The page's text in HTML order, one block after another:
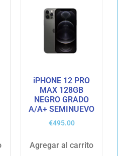
iPHONE 12 PRO
MAX 128GB
NEGRO GRADO
A/A+ SEMINUEVO
€495.00
Agregar al carrito